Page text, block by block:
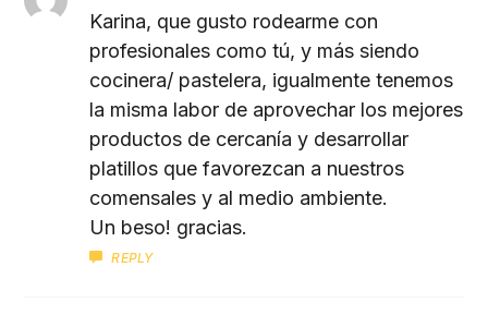
Karina, que gusto rodearme con
profesionales como tú, y más siendo
cocinera/ pastelera, igualmente tenemos
la misma labor de aprovechar los mejores
productos de cercanía y desarrollar
platillos que favorezcan a nuestros
comensales y al medio ambiente.
Un beso! gracias.
REPLY